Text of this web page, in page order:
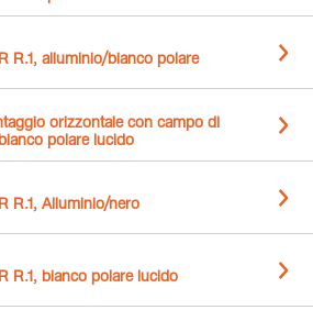
R.1, alluminio/bianco polare
orizzontale con campo di
polare lucido
R.1, Alluminio/nero
R.1, bianco polare lucido